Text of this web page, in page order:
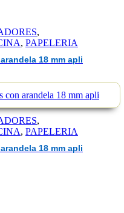
,
, PAPELERIA
18 mm apli
,
, PAPELERIA
18 mm apli